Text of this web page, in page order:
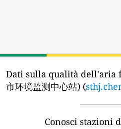
Dati sulla qualità dell'aria
市环境监测中心站) (
Conosci stazioni